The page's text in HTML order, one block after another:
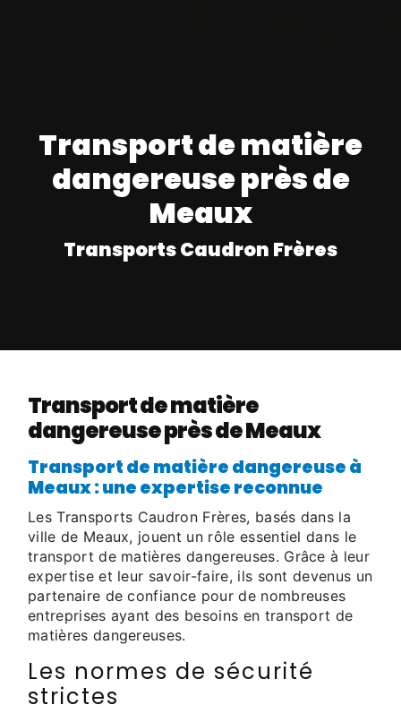
Transport de matière
dangereuse près de
Meaux
Transports Caudron Frères
Transport de matière
dangereuse près de Meaux
Transport de matière dangereuse à
Meaux : une expertise reconnue
Les Transports Caudron Frères, basés dans la
ville de Meaux, jouent un rôle essentiel dans le
transport de matières dangereuses. Grâce à leur
expertise et leur savoir-faire, ils sont devenus un
partenaire de confiance pour de nombreuses
entreprises ayant des besoins en transport de
matières dangereuses.
Les normes de sécurité
strictes